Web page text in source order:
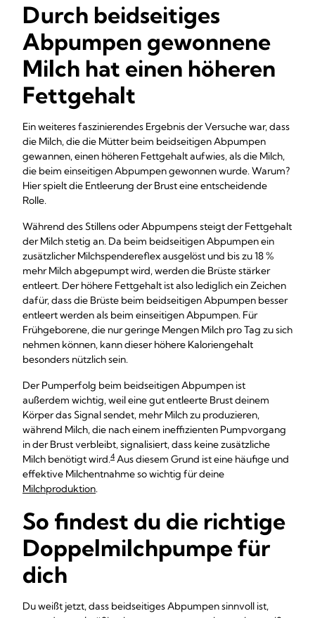
Durch beidseitiges
Abpumpen gewonnene
Milch hat einen höheren
Fettgehalt
Ein weiteres faszinierendes Ergebnis der Versuche war, dass
die Milch, die die Mütter beim beidseitigen Abpumpen
gewannen, einen höheren Fettgehalt aufwies, als die Milch,
die beim einseitigen Abpumpen gewonnen wurde. Warum?
Hier spielt die Entleerung der Brust eine entscheidende
Rolle.
Während des Stillens oder Abpumpens steigt der Fettgehalt
der Milch stetig an. Da beim beidseitigen Abpumpen ein
zusätzlicher Milchspendereflex ausgelöst und bis zu 18 %
mehr Milch abgepumpt wird, werden die Brüste stärker
entleert. Der höhere Fettgehalt ist also lediglich ein Zeichen
dafür, dass die Brüste beim beidseitigen Abpumpen besser
entleert werden als beim einseitigen Abpumpen. Für
Frühgeborene, die nur geringe Mengen Milch pro Tag zu sich
nehmen können, kann dieser höhere Kaloriengehalt
besonders nützlich sein.
Der Pumperfolg beim beidseitigen Abpumpen ist
außerdem wichtig, weil eine gut entleerte Brust deinem
Körper das Signal sendet, mehr Milch zu produzieren,
während Milch, die nach einem ineffizienten Pumpvorgang
in der Brust verbleibt, signalisiert, dass keine zusätzliche
Milch benötigt wird.4 Aus diesem Grund ist eine häufige und
effektive Milchentnahme so wichtig für deine
Milchproduktion.
So findest du die richtige
Doppelmilchpumpe für
dich
Du weißt jetzt, dass beidseitiges Abpumpen sinnvoll ist,